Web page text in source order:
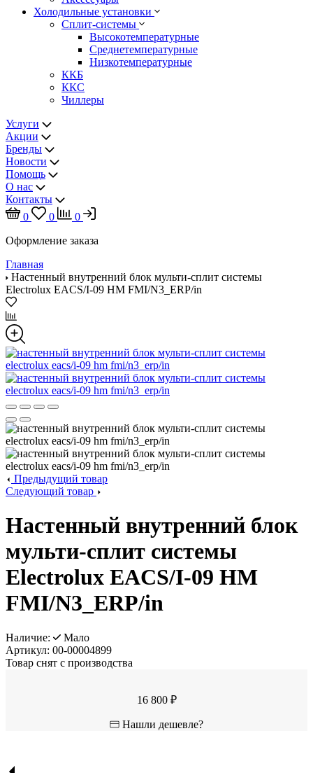
Холодильные установки
Сплит-системы
Высокотемпературные
Среднетемпературные
Низкотемпературные
ККБ
ККС
Чиллеры
Услуги
Акции
Бренды
Новости
Помощь
О нас
Контакты
0
0
0
Оформление заказа
Главная
Настенный внутренний блок мульти-сплит системы
Electrolux EACS/I-09 HM FMI/N3_ERP/in
Предыдущий товар
Следующий товар
Настенный внутренний блок
мульти-сплит системы
Electrolux EACS/I-09 HM
FMI/N3_ERP/in
Наличие:
Мало
Артикул: 00-00004899
Товар снят с производства
16 800 ₽
Нашли дешевле?